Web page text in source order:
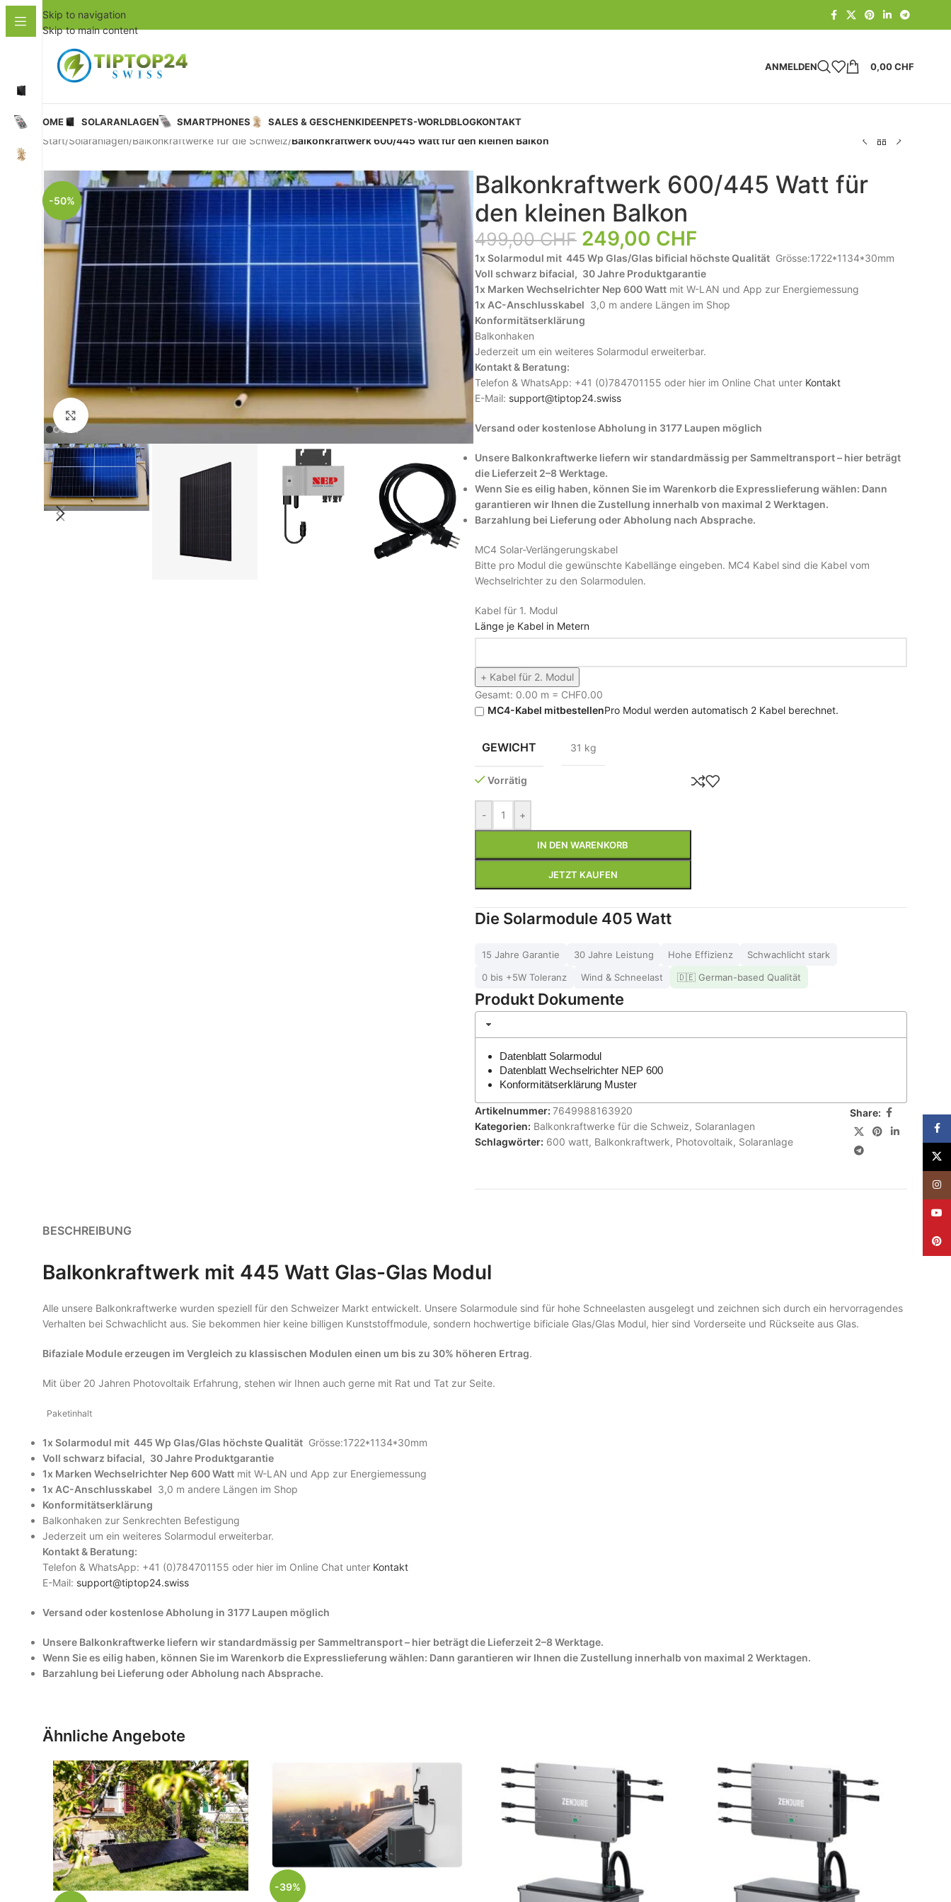
Skip to navigation
Skip to main content
ANMELDEN 0,00CHF
HOME SOLARANLAGEN SMARTPHONES SALES & GESCHENKIDEENPETS-WORLDBLOGKONTAKT
Start/Solaranlagen/Balkonkraftwerke für die Schweiz/Balkonkraftwerk 600/445 Watt für den kleinen Balkon
-50%
Balkonkraftwerk 600/445 Watt für
den kleinen Balkon
499,00CHF 249,00 CHF
1x Solarmodul mit 445 Wp Glas/Glas bificial höchste Qualität Grösse:1722*1134*30mm
Voll schwarz bifacial, 30 Jahre Produktgarantie
1x Marken Wechselrichter Nep 600 Watt mit W-LAN und App zur Energiemessung
1x AC-Anschlusskabel 3,0 m andere Längen im Shop
Konformitätserklärung
Balkonhaken
Jederzeit um ein weiteres Solarmodul erweiterbar.
Kontakt & Beratung:
Telefon & WhatsApp: +41 (0)784701155 oder hier im Online Chat unter Kontakt
E-Mail: support@tiptop24.swiss
Versand oder kostenlose Abholung in 3177 Laupen möglich
Unsere Balkonkraftwerke liefern wir standardmässig per Sammeltransport – hier beträgt
die Lieferzeit 2–8 Werktage.
Wenn Sie es eilig haben, können Sie im Warenkorb die Expresslieferung wählen: Dann
garantieren wir Ihnen die Zustellung innerhalb von maximal 2 Werktagen.
Barzahlung bei Lieferung oder Abholung nach Absprache.
MC4 Solar-Verlängerungskabel
Bitte pro Modul die gewünschte Kabellänge eingeben. MC4 Kabel sind die Kabel vom
Wechselrichter zu den Solarmodulen.
Kabel für 1. Modul
Länge je Kabel in Metern
+ Kabel für 2. Modul
Gesamt: 0.00 m = CHF0.00
MC4-Kabel mitbestellenPro Modul werden automatisch 2 Kabel berechnet.
GEWICHT 31 kg
Vorrätig
- +
IN DEN WARENKORB
JETZT KAUFEN
Die Solarmodule 405 Watt
15 Jahre Garantie 30 Jahre Leistung Hohe Effizienz
Schwachlicht stark
0 bis +5W Toleranz
Wind & Schneelast 🇩🇪 German-based Qualität
Produkt Dokumente
Datenblatt Solarmodul
Datenblatt Wechselrichter NEP 600
Konformitätserklärung Muster
Artikelnummer: 7649988163920
Kategorien: Balkonkraftwerke für die Schweiz, Solaranlagen
Schlagwörter: 600 watt, Balkonkraftwerk, Photovoltaik, Solaranlage
Share:
BESCHREIBUNG
Balkonkraftwerk mit 445 Watt Glas-Glas Modul
Alle unsere Balkonkraftwerke wurden speziell für den Schweizer Markt entwickelt. Unsere Solarmodule sind für hohe Schneelasten ausgelegt und zeichnen sich durch ein hervorragendes
Verhalten bei Schwachlicht aus. Sie bekommen hier keine billigen Kunststoffmodule, sondern hochwertige bificiale Glas/Glas Modul, hier sind Vorderseite und Rückseite aus Glas.
Bifaziale Module erzeugen im Vergleich zu klassischen Modulen einen um bis zu 30% höheren Ertrag.
Mit über 20 Jahren Photovoltaik Erfahrung, stehen wir Ihnen auch gerne mit Rat und Tat zur Seite.
Paketinhalt
1x Solarmodul mit 445 Wp Glas/Glas höchste Qualität Grösse:1722*1134*30mm
Voll schwarz bifacial, 30 Jahre Produktgarantie
1x Marken Wechselrichter Nep 600 Watt mit W-LAN und App zur Energiemessung
1x AC-Anschlusskabel 3,0 m andere Längen im Shop
Konformitätserklärung
Balkonhaken zur Senkrechten Befestigung
Jederzeit um ein weiteres Solarmodul erweiterbar.
Kontakt & Beratung:
Telefon & WhatsApp: +41 (0)784701155 oder hier im Online Chat unter Kontakt
E-Mail: support@tiptop24.swiss
Versand oder kostenlose Abholung in 3177 Laupen möglich
Unsere Balkonkraftwerke liefern wir standardmässig per Sammeltransport – hier beträgt die Lieferzeit 2–8 Werktage.
Wenn Sie es eilig haben, können Sie im Warenkorb die Expresslieferung wählen: Dann garantieren wir Ihnen die Zustellung innerhalb von maximal 2 Werktagen.
Barzahlung bei Lieferung oder Abholung nach Absprache.
Ähnliche Angebote
-39%